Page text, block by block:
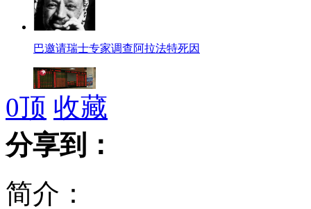
巴邀请瑞士专家调查阿拉法特死因
沪指大跌2.3% 创半年来新低
刘德华荣升爸爸后上海公开亮相
0顶 收藏
分享到：
简介：